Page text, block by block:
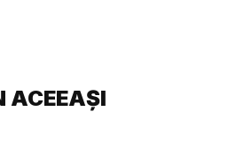
ACEEAȘI